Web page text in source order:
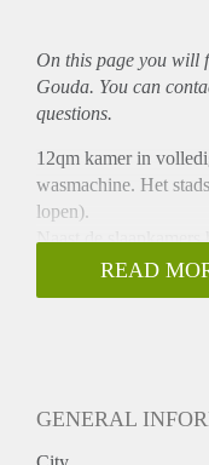
On this page you will
Gouda. You can
questions.
12qm kamer in
wasmachine. Het
lopen).
Naast de
een grote keuken en
fietsen te stallen.
Over mij: Ik ben 26,
Utrecht en ik hou van
READ
GENERAL